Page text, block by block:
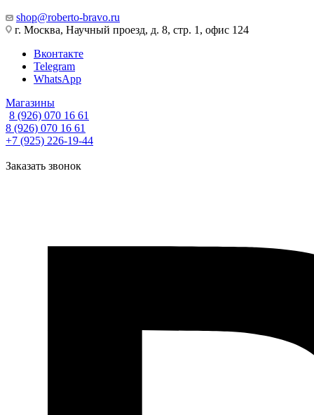
shop@roberto-bravo.ru
г. Москва, Научный проезд, д. 8, стр. 1, офис 124
Вконтакте
Telegram
WhatsApp
Магазины
8 (926) 070 16 61
8 (926) 070 16 61
+7 (925) 226-19-44
Заказать звонок